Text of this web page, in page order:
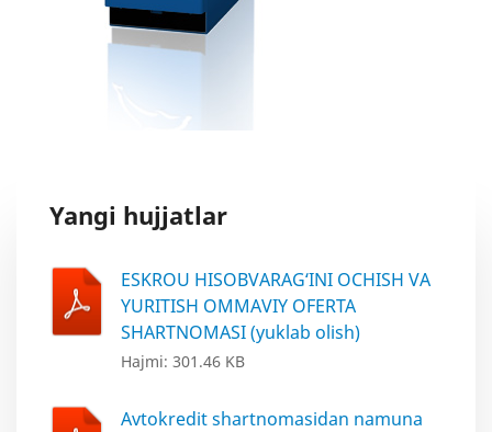
Yangi hujjatlar
ESKROU HISOBVARAG‘INI OCHISH VA
YURITISH OMMAVIY OFERTA
SHARTNOMASI (yuklab olish)
Hajmi: 301.46 KB
Avtokredit shartnomasidan namuna